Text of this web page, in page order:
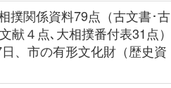
撲関係資料79点（古文書･古
献４点､大相撲番付表31点）
、市の有形文化財（歴史資